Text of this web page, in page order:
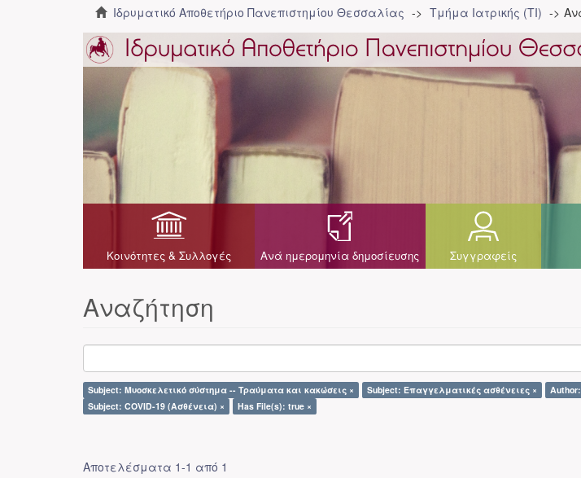
Ιδρυματικό Αποθετήριο Πανεπιστημίου Θεσσαλίας Τμήμα Ιατρικής (ΤΙ)
Κοινότητες & Συλλογές Ανά ημερομηνία δημοσίευσης Συγγραφείς
Αναζήτηση
Subject: Μυοσκελετικό σύστημα -- Τραύματα και κακώσεις × Subject: Επαγγελματικές ασθένειες ×
Subject: COVID-19 (Ασθένεια) ×
Has File(s): true ×
Αποτελέσματα 1-1 από 1